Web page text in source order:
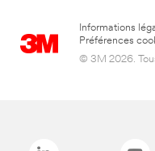
Informations
Préférences
© 3M 2026.